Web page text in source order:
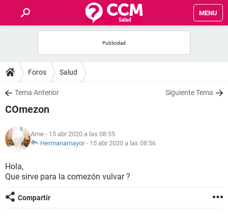
MENU
FOROS
SALUD
NUTRICIÓN
BIENESTAR
SEXUALIDAD
Foros Salud
Tema Anterior Siguiente Tema
COmezon
Ame - 15 abr 2020 a las 08:55
Hermanamayor- 15 abr 2020 a las 08:56
Hola,
Que sirve para la comezón vulvar ?
Compartir